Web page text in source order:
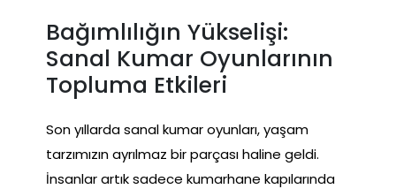
Bağımlılığın Yükselişi:
Sanal Kumar Oyunlarının
Topluma Etkileri
Son yıllarda sanal kumar oyunları, yaşam
tarzımızın ayrılmaz bir parçası haline geldi.
İnsanlar artık sadece kumarhane kapılarında